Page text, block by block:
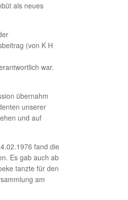
als neues
(von K H
war.
übernahm
unserer
und auf
fand die
Es gab auch ab
tanzte für den
am